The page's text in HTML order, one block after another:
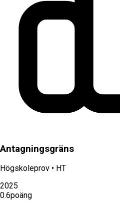
Antagningsgräns
Högskoleprov • HT
2025
0.6poäng